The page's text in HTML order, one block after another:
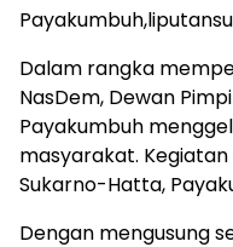
Dalam rangka
NasDem, Dewan
Payakumbuh
masyarakat. Kegiatan
Sukarno-Hatta,
Dengan mengusung